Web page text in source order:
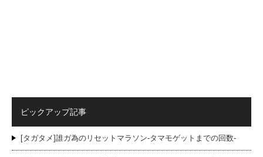
ピックアップ記事
[タガタメ]誰ガ為のリセットマラソン-タマモゲットまでの回数-